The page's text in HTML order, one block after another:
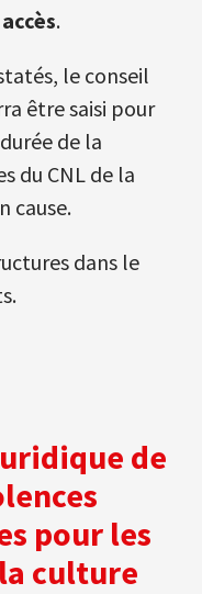
.
le conseil
être saisi pour
de la
du CNL de la
cause.
dans le
de
pour les
culture